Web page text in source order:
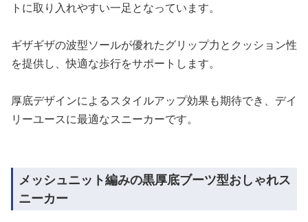
トに取り入れやすい一足となっています。
ギザギザの波型ソールが優れたグリップ力とクッション性
を提供し、快適な歩行をサポートします。
厚底デザインによるスタイルアップ効果も期待でき、デイ
リーユースに最適なスニーカーです。
メッシュニット編みの黒厚底ブーツ型おしゃれス
ニーカー